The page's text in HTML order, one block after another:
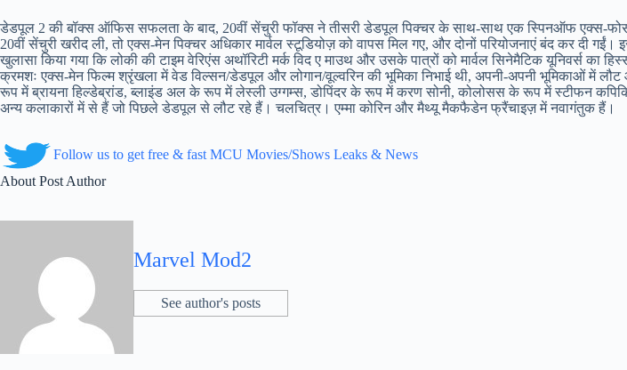
डेडपूल 2 की बॉक्स ऑफिस सफलता के बाद, 20वीं सेंचुरी फॉक्स ने तीसरी डेडपूल पिक्चर के साथ-साथ एक स्पिनऑफ एक्स-फोर्स
20वीं सेंचुरी खरीद ली, तो एक्स-मेन पिक्चर अधिकार मार्वल स्टूडियोज़ को वापस मिल गए, और दोनों परियोजनाएं बंद कर दी
खुलासा किया गया कि लोकी की टाइम वेरिएंस अथॉरिटी मर्क विद ए माउथ और उसके पात्रों को मार्वल सिनेमैटिक यूनिवर्स का
क्रमशः एक्स-मेन फिल्म श्रृंखला में वेड विल्सन/डेडपूल और लोगान/वूल्वरिन की भूमिका निभाई थी, अपनी-अपनी भूमिकाओं में
रूप में ब्रायना हिल्डेब्रांड, ब्लाइंड अल के रूप में लेस्ली उग्गम्स, डोपिंदर के रूप में करण सोनी, कोलोसस के रूप में स्टीफन
अन्य कलाकारों में से हैं जो पिछले डेडपूल से लौट रहे हैं। चलचित्र। एम्मा कोरिन और मैथ्यू मैकफैडेन फ्रैंचाइज़ में नवागंतुक हैं।
Follow us to get free & fast MCU Movies/Shows Leaks & News
About Post Author
Marvel Mod2
See author's posts